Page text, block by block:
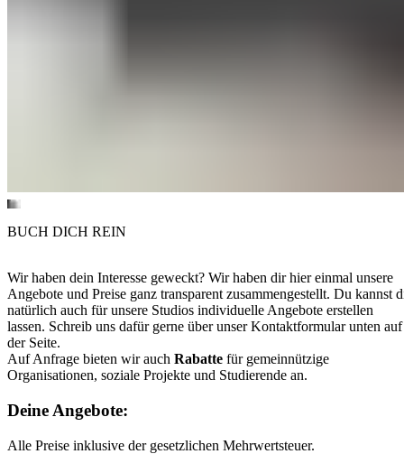
BUCH DICH REIN
Wir haben dein Interesse geweckt? Wir haben dir hier einmal unsere
Angebote und Preise ganz transparent zusammengestellt. Du kannst
natürlich auch für unsere Studios individuelle Angebote erstellen
lassen. Schreib uns dafür gerne über unser Kontaktformular unten auf
der Seite.
Auf Anfrage bieten wir auch Rabatte für gemeinnützige
Organisationen, soziale Projekte und Studierende an.
Deine Angebote:
Alle Preise inklusive der gesetzlichen Mehrwertsteuer.